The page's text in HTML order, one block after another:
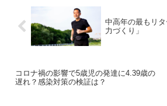
中高年の最もリ
力づくり」
コロナ禍の影響で5歳児の発達に4.39歳の
遅れ？感染対策の検証は？